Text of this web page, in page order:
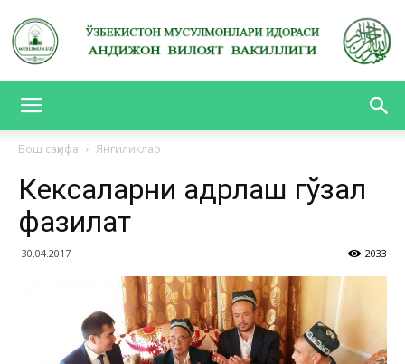
ВИЛОЯТ
Бош саҳифа Янгиликлар
Кексаларни қадрлаш гўзал
фазилат
30.04.2017 2033